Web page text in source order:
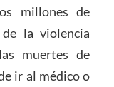
millones de
la violencia
muertes de
ir al médico o